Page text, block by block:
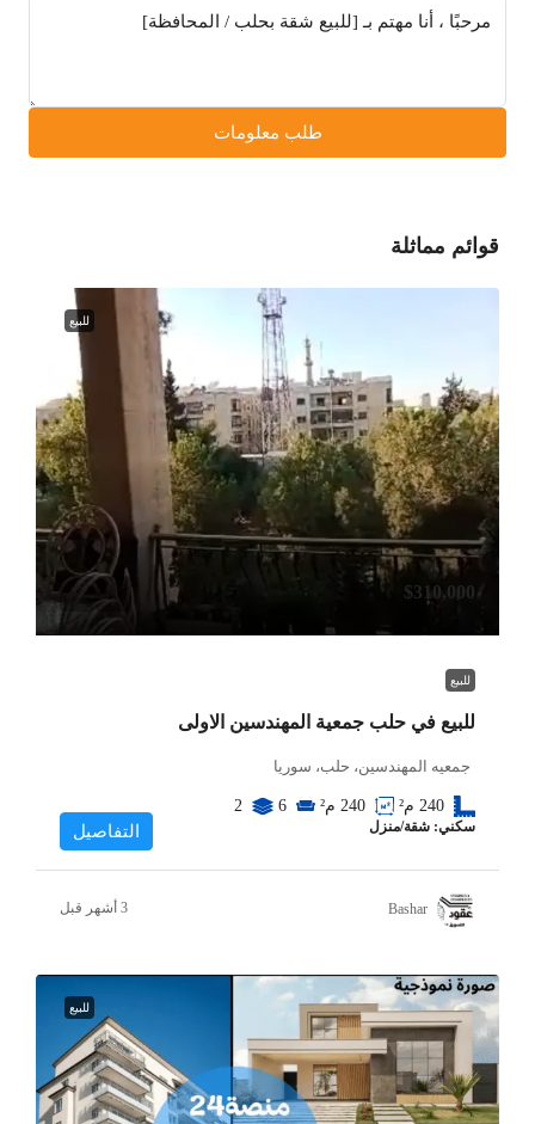
طلب معلومات
قوائم مماثلة
للبيع
$310,000
للبيع
للبيع في حلب جمعية المهندسين الاولى
جمعيه المهندسين، حلب، سوريا
240 م² 240 م² 6
2
سكني: شقة/منزل التفاصيل
Bashar
للبيع